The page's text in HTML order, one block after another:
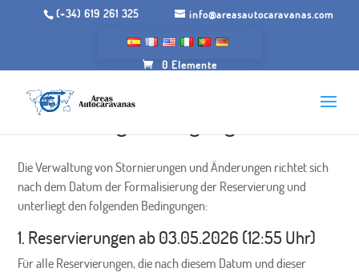
(+34) 619 261 325 info@areasautocaravanas.com
0 Elemente
Stornierungsbedingungen
Die Verwaltung von Stornierungen und Änderungen richtet sich
nach dem Datum der Formalisierung der Reservierung und
unterliegt den folgenden Bedingungen:
1. Reservierungen ab 03.05.2026 (12:55 Uhr)
Für alle Reservierungen, die nach diesem Datum und dieser